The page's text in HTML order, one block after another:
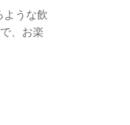
うな飲
、お楽